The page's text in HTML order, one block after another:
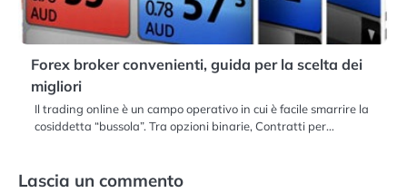
Forex broker convenienti, guida per la scelta dei
migliori
Il trading online è un campo operativo in cui è facile smarrire la
cosiddetta “bussola”. Tra opzioni binarie, Contratti per…
Lascia un commento